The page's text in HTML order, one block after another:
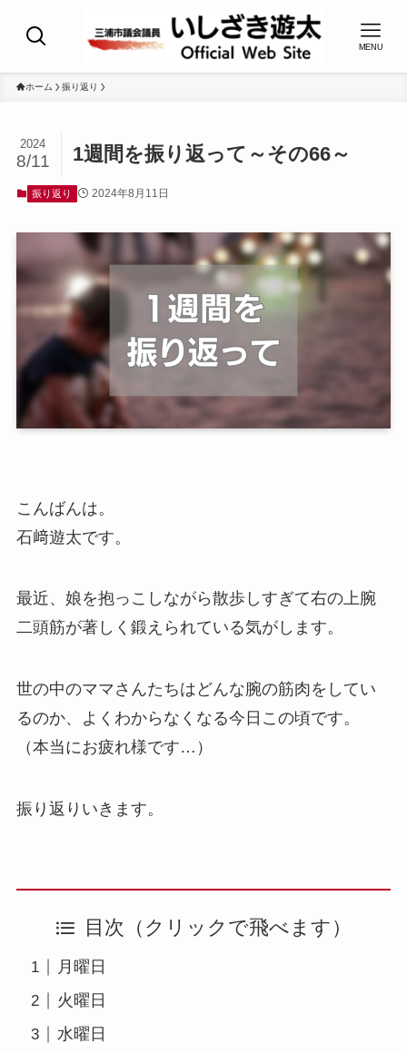
MENU
ホーム 振り返り
1週間を振り返って～その66～
2024
8/11
振り返り 2024年8月11日
こんばんは。
石﨑遊太です。
最近、娘を抱っこしながら散歩しすぎて右の上腕
二頭筋が著しく鍛えられている気がします。
世の中のママさんたちはどんな腕の筋肉をしてい
るのか、よくわからなくなる今日この頃です。
（本当にお疲れ様です…）
振り返りいきます。
目次（クリックで飛べます）
月曜日
火曜日
水曜日